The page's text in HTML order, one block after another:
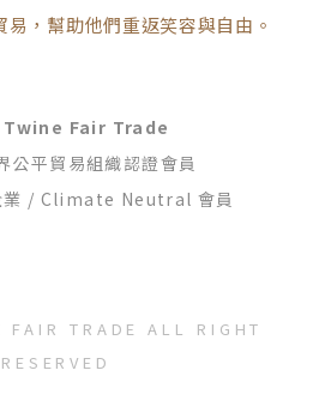
，幫助他們重返笑容與自由。
Twine Fair Trade
公平貿易組織認證會員
業 / Climate Neutral 會員
TRADE ALL RIGHT
RESERVED